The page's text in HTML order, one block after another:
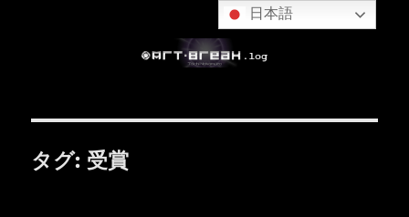
タグ: 受賞
日本語